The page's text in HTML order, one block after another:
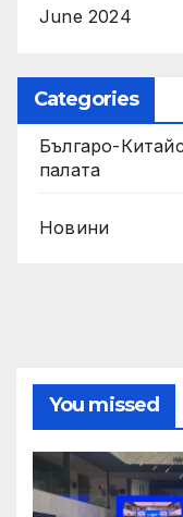
June 2024
Categories
Българо-
палaта
Новини
You missed